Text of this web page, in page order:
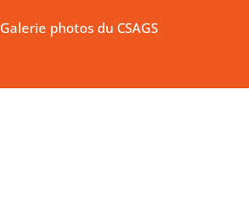
Galerie photos du CSAGS